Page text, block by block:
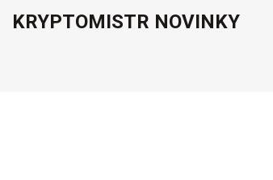
KRYPTOMISTR NOVINKY